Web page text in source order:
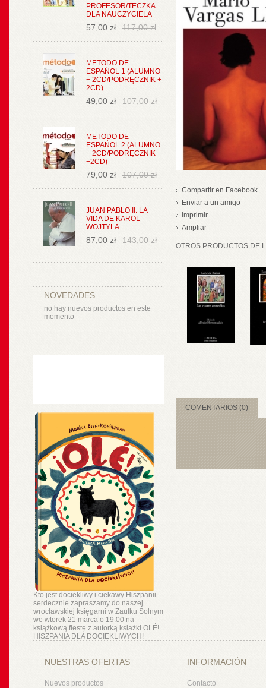
PROFESOR/TECZKA
DLA NAUCZYCIELA
57,00 zł 117,00 zł
METODO DE
ESPAŃOL 1 (ALUMNO
+ 2CD/PODRĘCZNIK +
2CD)
49,00 zł 107,00 zł
METODO DE
ESPAŃOL 2 (ALUMNO
+ 2CD/PODRĘCZNIK
+2CD)
79,00 zł 107,00 zł
JUAN PABLO II: LA
VIDA DE KAROL
WOJTYLA
87,00 zł 143,00 zł
NOVEDADES
no hay nuevos productos en este
momento
Kto jest dociekliwy i ciekawy Hiszpanii -
serdecznie zapraszamy do naszej
wrocławskiej księgarni w Zaułku Solnym
we wtorek 21 marca o 19:00 na
książkową fiestę z autorką ksiażki OLÉ!
HISZPANIA DLA DOCIEKLIWYCH!
Compartir en Facebook
Enviar a un amigo
Imprimir
Ampliar
OTROS PRODUCTOS DE
COMENTARIOS (0)
NUESTRAS OFERTAS
Nuevos productos
INFORMACIÓN
Contacto